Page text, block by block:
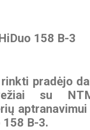
158 B-3
pradėjo
su
158 B-3.